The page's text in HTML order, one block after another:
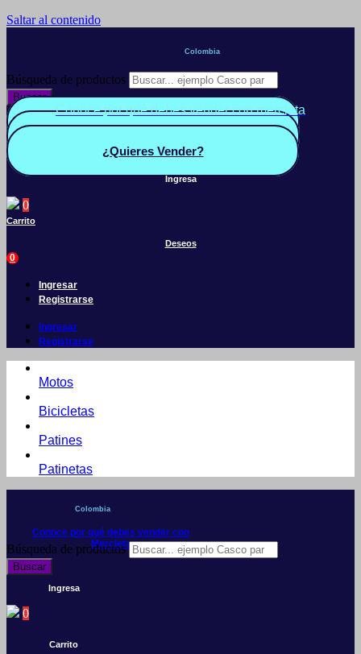
Saltar al contenido
Colombia
Búsqueda de productos
Buscar
Conoce por qué debes vender con mercleta
Quiero Vender
¿Quieres Vender?
Ingresa
0
Carrito
Deseos
0
Ingresar
Registrarse
Ingresar
Registrarse
Motos
Bicicletas
Patines
Patinetas
Colombia
Conoce por qué debes vender con
Mercleta
Búsqueda de productos
Buscar
Ingresa
0
Carrito